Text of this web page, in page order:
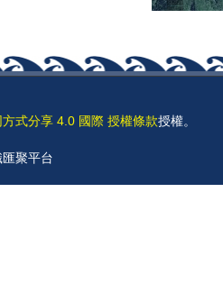
式分享 4.0 國際 授權條款授權。
聚平台